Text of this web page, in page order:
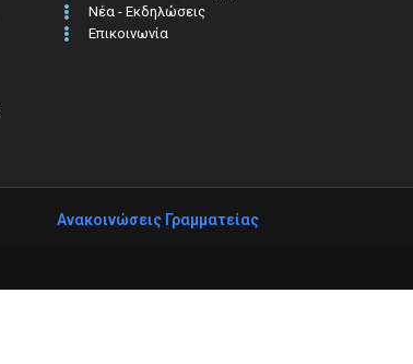
Νέα - Εκδηλώσεις
Επικοινωνία
Ανακοινώσεις Γραμματείας